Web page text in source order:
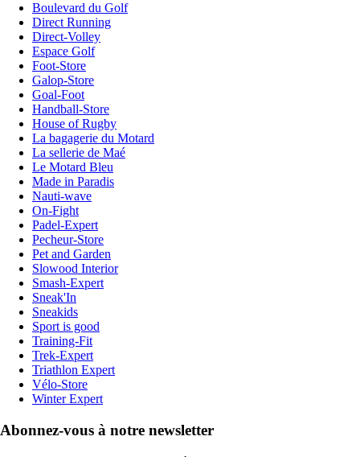
Boulevard du Golf
Direct Running
Direct-Volley
Espace Golf
Foot-Store
Galop-Store
Goal-Foot
Handball-Store
House of Rugby
La bagagerie du Motard
La sellerie de Maé
Le Motard Bleu
Made in Paradis
Nauti-wave
On-Fight
Padel-Expert
Pecheur-Store
Pet and Garden
Slowood Interior
Smash-Expert
Sneak'In
Sneakids
Sport is good
Training-Fit
Trek-Expert
Triathlon Expert
Vélo-Store
Winter Expert
Abonnez-vous à notre newsletter